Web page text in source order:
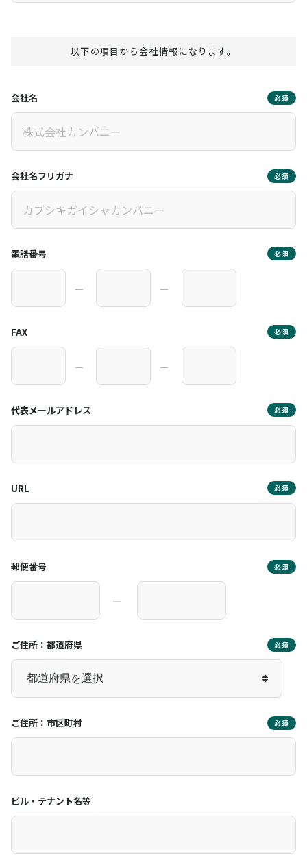
以下の項目から会社情報になります。
会社名 必須
会社名フリガナ 必須
電話番号 必須
― ―
FAX 必須
― ―
代表メールアドレス 必須
URL 必須
郵便番号 必須
―
ご住所：都道府県 必須
ご住所：市区町村 必須
ビル・テナント名等